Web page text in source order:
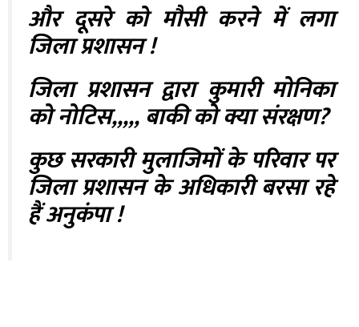
और दूसरे को मौसी करने में लगा
जिला प्रशासन !
जिला प्रशासन द्वारा कुमारी मोनिका
को नोटिस,,,,, बाकी को क्या संरक्षण?
कुछ सरकारी मुलाजिमों के परिवार पर
जिला प्रशासन के अधिकारी बरसा रहे
हैं अनुकंपा !